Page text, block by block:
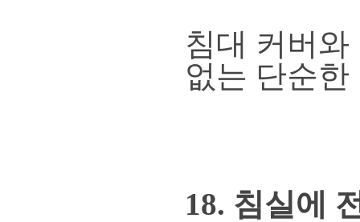
침대 커버
없는 단순
18. 침실에